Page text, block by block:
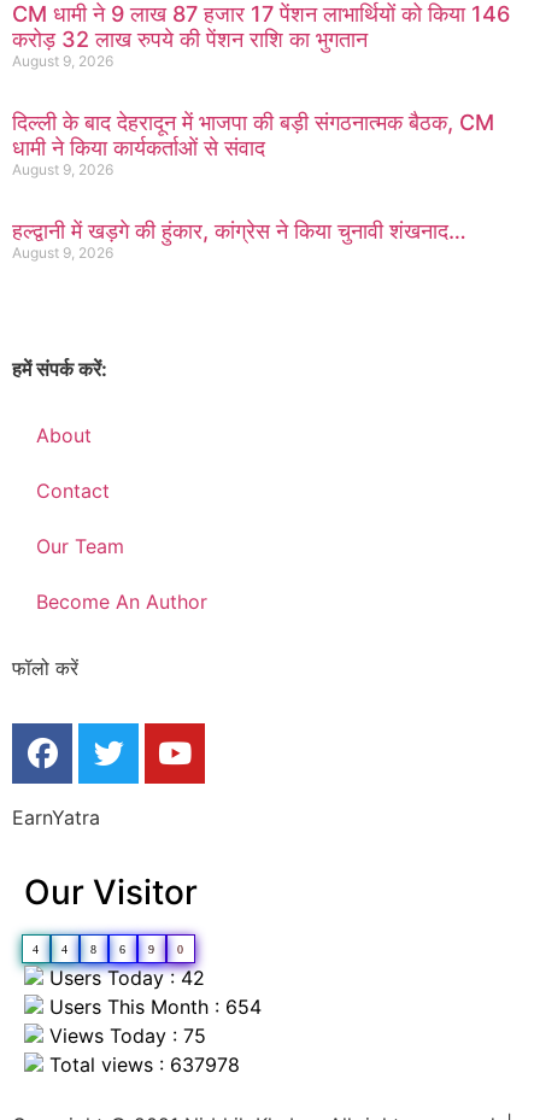
CM धामी ने 9 लाख 87 हजार 17 पेंशन लाभार्थियों को किया 146
करोड़ 32 लाख रुपये की पेंशन राशि का भुगतान
August 9, 2026
दिल्ली के बाद देहरादून में भाजपा की बड़ी संगठनात्मक बैठक, CM
धामी ने किया कार्यकर्ताओं से संवाद
August 9, 2026
हल्द्वानी में खड़गे की हुंकार, कांग्रेस ने किया चुनावी शंखनाद…
August 9, 2026
हमें संपर्क करें:
About
Contact
Our Team
Become An Author
फॉलो करें
EarnYatra
Our Visitor
4 4 8 6 9 0
Users Today : 42
Users This Month : 654
Views Today : 75
Total views : 637978